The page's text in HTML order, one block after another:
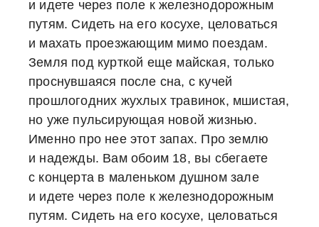
и идете через поле к железнодорожным
путям. Сидеть на его косухе, целоваться
и махать проезжающим мимо поездам.
Земля под курткой еще майская, только
проснувшаяся после сна, с кучей
прошлогодних жухлых травинок, мшистая,
но уже пульсирующая новой жизнью.
Именно про нее этот запах. Про землю
и надежды. Вам обоим 18, вы сбегаете
с концерта в маленьком душном зале
и идете через поле к железнодорожным
путям. Сидеть на его косухе, целоваться